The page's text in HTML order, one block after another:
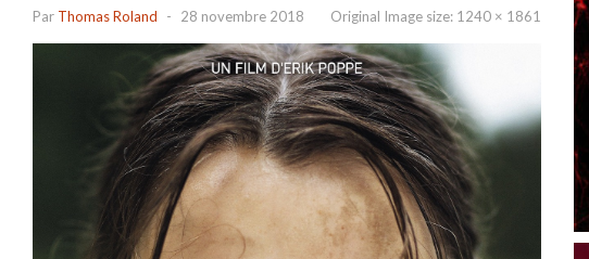
Par Thomas Roland - 28 novembre 2018 Original Image size: 1240 × 1861